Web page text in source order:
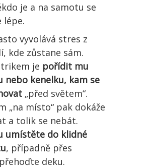
je a na samotu se
lépe.
vyvolává stres z
kde zůstane sám.
je pořídit mu
nebo kenelku, kam se
„před světem“.
„na místo“ pak dokáže
a tolik se nebát.
umístěte do klidné
, případně přes
deku.